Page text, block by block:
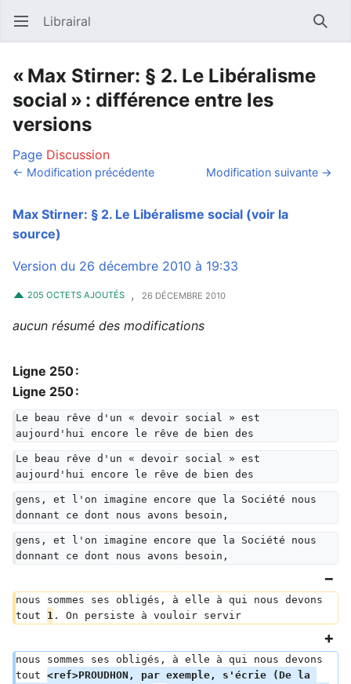
Ouvrir le menu principal Librairal
« Max Stirner: § 2. Le Libéralisme
social » : différence entre les
versions
Page Discussion
← Modification précédente Modification suivante →
Max Stirner: § 2. Le Libéralisme social (voir la
source)
Version du 26 décembre 2010 à 19:33
205 OCTETS AJOUTÉS , 26 DÉCEMBRE 2010
aucun résumé des modifications
Ligne 250 :
Ligne 250 :
Le beau rêve d'un « devoir social » est
aujourd'hui encore le rêve de bien des
Le beau rêve d'un « devoir social » est
aujourd'hui encore le rêve de bien des
gens, et l'on imagine encore que la Société nous
donnant ce dont nous avons besoin,
gens, et l'on imagine encore que la Société nous
donnant ce dont nous avons besoin,
nous sommes ses obligés, à elle à qui nous devons
tout 1 . On persiste à vouloir servir
nous sommes ses obligés, à elle à qui nous devons
tout <ref>PROUDHON, par exemple, s'écrie (De la